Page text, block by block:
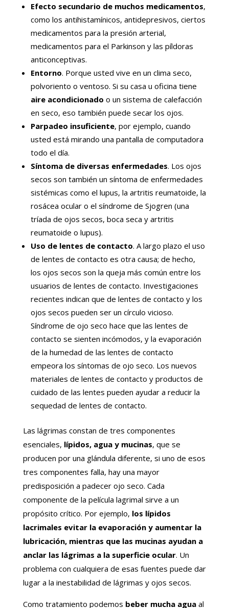
Efecto secundario de muchos medicamentos,
como los antihistamínicos, antidepresivos, ciertos
medicamentos para la presión arterial,
medicamentos para el Parkinson y las píldoras
anticonceptivas.
Entorno. Porque usted vive en un clima seco,
polvoriento o ventoso. Si su casa u oficina tiene
aire acondicionado o un sistema de calefacción
en seco, eso también puede secar los ojos.
Parpadeo insuficiente, por ejemplo, cuando
usted está mirando una pantalla de computadora
todo el día.
Síntoma de diversas enfermedades. Los ojos
secos son también un síntoma de enfermedades
sistémicas como el lupus, la artritis reumatoide, la
rosácea ocular o el síndrome de Sjogren (una
tríada de ojos secos, boca seca y artritis
reumatoide o lupus).
Uso de lentes de contacto. A largo plazo el uso
de lentes de contacto es otra causa; de hecho,
los ojos secos son la queja más común entre los
usuarios de lentes de contacto. Investigaciones
recientes indican que de lentes de contacto y los
ojos secos pueden ser un círculo vicioso.
Síndrome de ojo seco hace que las lentes de
contacto se sienten incómodos, y la evaporación
de la humedad de las lentes de contacto
empeora los síntomas de ojo seco. Los nuevos
materiales de lentes de contacto y productos de
cuidado de las lentes pueden ayudar a reducir la
sequedad de lentes de contacto.
Las lágrimas constan de tres componentes
esenciales, lípidos, agua y mucinas, que se
producen por una glándula diferente, si uno de esos
tres componentes falla, hay una mayor
predisposición a padecer ojo seco. Cada
componente de la película lagrimal sirve a un
propósito crítico. Por ejemplo, los lípidos
lacrimales evitar la evaporación y aumentar la
lubricación, mientras que las mucinas ayudan a
anclar las lágrimas a la superficie ocular. Un
problema con cualquiera de esas fuentes puede dar
lugar a la inestabilidad de lágrimas y ojos secos.
Como tratamiento podemos beber mucha aguaal